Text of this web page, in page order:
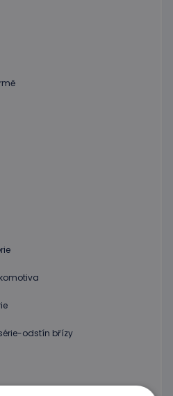
odstín břízy